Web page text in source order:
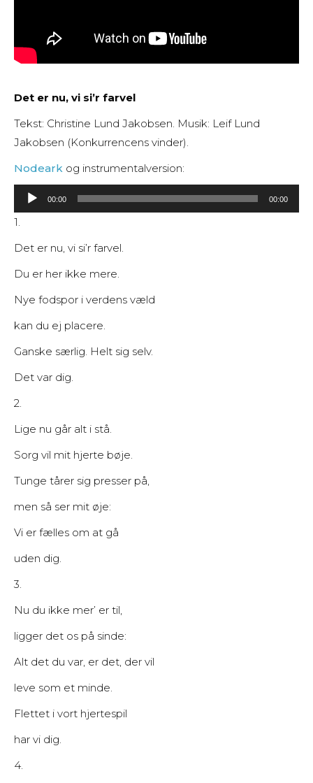
Det er nu, vi si’r farvel
Tekst: Christine Lund Jakobsen. Musik: Leif Lund
Jakobsen (Konkurrencens vinder).
Nodeark og instrumentalversion:
Lydafspiller
00:00 00:00
1.
Det er nu, vi si’r farvel.
Du er her ikke mere.
Nye fodspor i verdens væld
kan du ej placere.
Ganske særlig. Helt sig selv.
Det var dig.
2.
Lige nu går alt i stå.
Sorg vil mit hjerte bøje.
Tunge tårer sig presser på,
men så ser mit øje:
Vi er fælles om at gå
uden dig.
3.
Nu du ikke mer’ er til,
ligger det os på sinde:
Alt det du var, er det, der vil
leve som et minde.
Flettet i vort hjertespil
har vi dig.
4.